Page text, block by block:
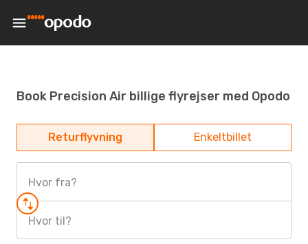
Book Precision Air billige flyrejser med Opodo
Returflyvning Enkeltbillet
Hvor fra?
Hvor til?